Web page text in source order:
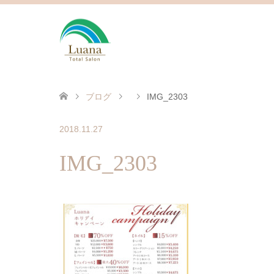
ブログ IMG_2303
2018.11.27
IMG_2303